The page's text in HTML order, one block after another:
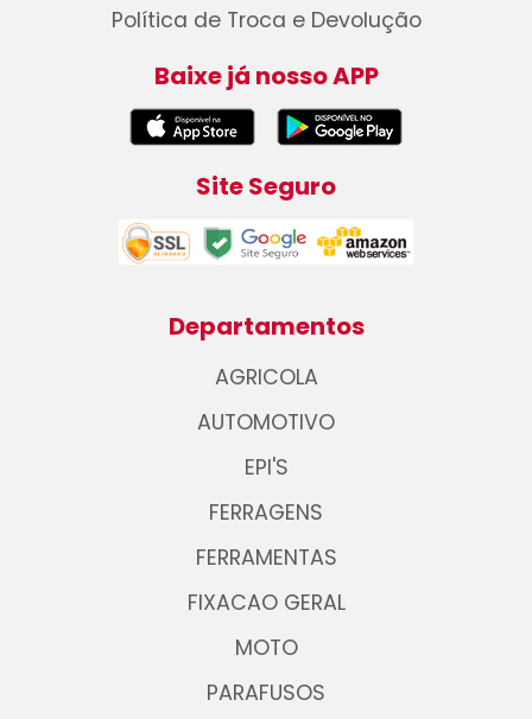
Política de Troca e Devolução
Baixe já nosso APP
Site Seguro
Departamentos
AGRICOLA
AUTOMOTIVO
EPI'S
FERRAGENS
FERRAMENTAS
FIXACAO GERAL
MOTO
PARAFUSOS